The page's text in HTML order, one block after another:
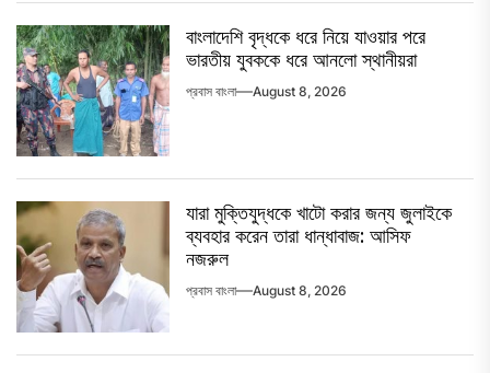
বাংলাদেশি বৃদ্ধকে ধরে নিয়ে যাওয়ার পরে
ভারতীয় যুবককে ধরে আনলো স্থানীয়রা
প্রবাস বাংলা August 8, 2026
যারা মুক্তিযুদ্ধকে খাটো করার জন্য জুলাইকে
ব্যবহার করেন তারা ধান্ধাবাজ: আসিফ
নজরুল
প্রবাস বাংলা August 8, 2026